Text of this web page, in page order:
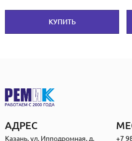
КУПИТЬ
АДРЕС
Казань, ул. Ипподромная, д.
+7